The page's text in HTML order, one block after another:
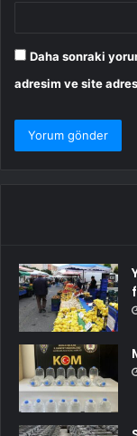
Daha sonraki
adresim ve site